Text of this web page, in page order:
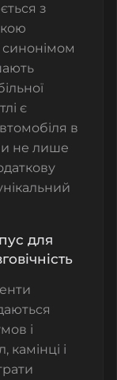
з
синонімом
є
в
не лише
для
і
камінці і